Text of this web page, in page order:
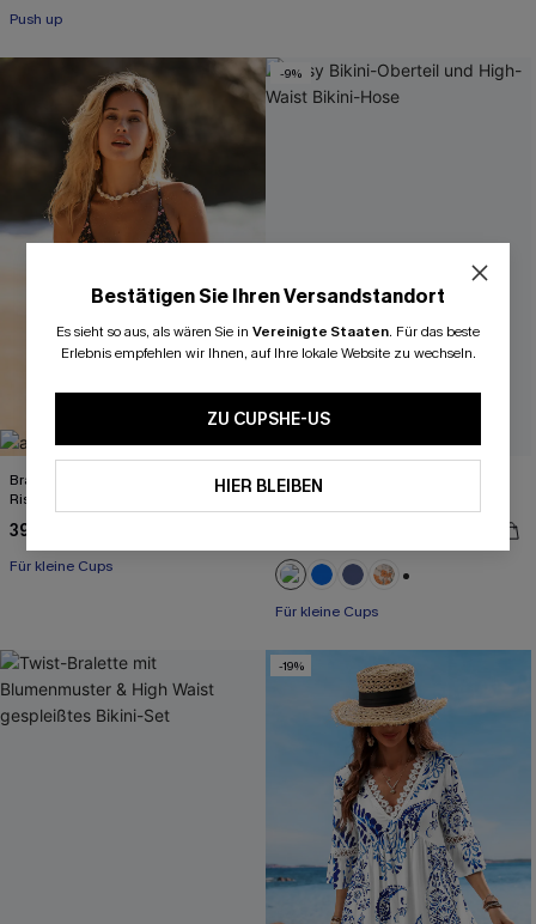
Push up
Bralette mit Rückenbindung & Mid
Rise Hipster-Bikini-Set
39,00 €
Für kleine Cups
-9%
Ditsy Bikini-Oberteil und High-Waist
Für kleine Cups
-19%
Bestätigen Sie Ihren Versandstandort
Es sieht so aus, als wären Sie in Vereinigte Staaten. Für das beste
Erlebnis empfehlen wir Ihnen, auf Ihre lokale Website zu wechseln.
ZU CUPSHE-US
HIER BLEIBEN